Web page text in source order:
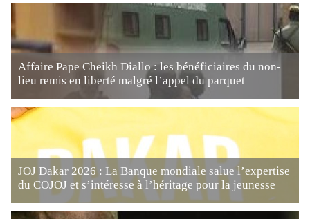
Affaire Pape Cheikh Diallo : les bénéficiaires du non-
lieu remis en liberté malgré l’appel du parquet
JOJ Dakar 2026 : La Banque mondiale salue l’expertise
du COJOJ et s’intéresse à l’héritage pour la jeunesse